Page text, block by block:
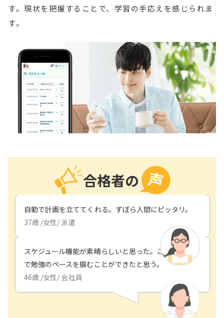
す。現状を把握することで、学習の手応えを感じられま
す。
合格者の
自動で計画を立ててくれる。ずぼら人間にピッタリ。
37歳 /女性/派遣
スケジュール機能が素晴らしいと思った。これのおかげ
で勉強のペースを掴むことができたと思う。
46歳 /女性/ 会社員